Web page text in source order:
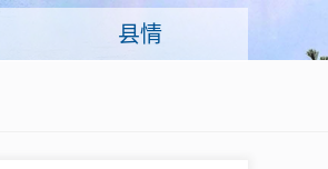
县情